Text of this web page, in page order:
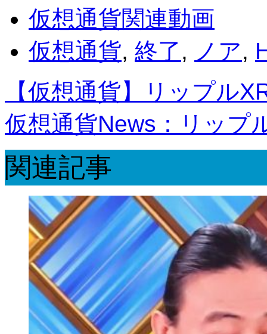
仮想通貨関連動画
仮想通貨, 終了 , ノア,
【仮想通貨】リップル
仮想通貨News：リッ
関連記事